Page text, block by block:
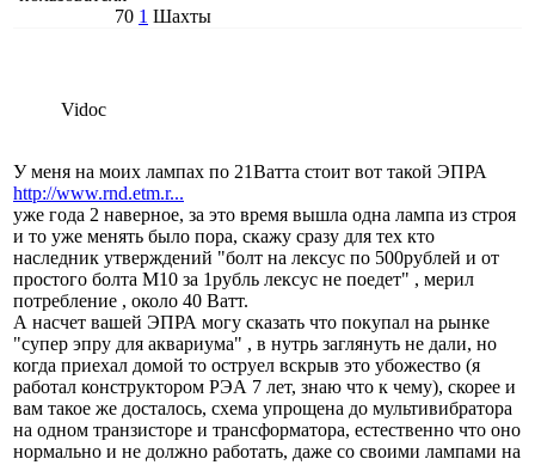
70 1 Шахты
Vidoc
У меня на моих лампах по 21Ватта стоит вот такой ЭПРА
http://www.rnd.etm.r...
уже года 2 наверное, за это время вышла одна лампа из строя
и то уже менять было пора, скажу сразу для тех кто
наследник утверждений "болт на лексус по 500рублей и от
простого болта М10 за 1рубль лексус не поедет" , мерил
потребление , около 40 Ватт.
А насчет вашей ЭПРА могу сказать что покупал на рынке
"супер эпру для аквариума" , в нутрь заглянуть не дали, но
когда приехал домой то оструел вскрыв это убожество (я
работал конструктором РЭА 7 лет, знаю что к чему), скорее и
вам такое же досталось, схема упрощена до мультивибратора
на одном транзисторе и трансформатора, естественно что оно
нормально и не должно работать, даже со своими лампами на